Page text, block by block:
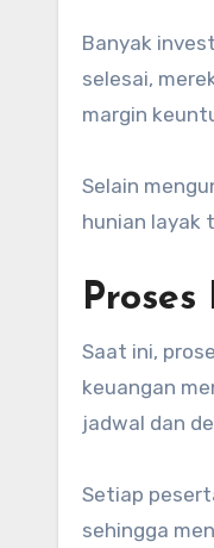
Banyak
selesai,
margin
Selain
hunian layak
Saat ini,
keuangan
jadwal dan
Setiap
sehingga